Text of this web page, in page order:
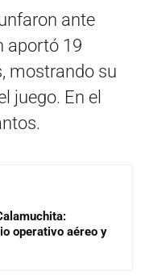
ante
aportó 19
mostrando su
juego. En el
operativo aéreo y